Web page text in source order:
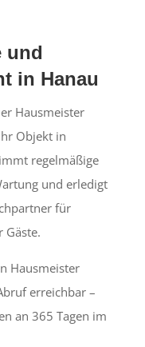
und
in Hanau
Hausmeister
Objekt in
regelmäßige
und erledigt
für
Gäste.
Hausmeister
erreichbar –
an 365 Tagen im